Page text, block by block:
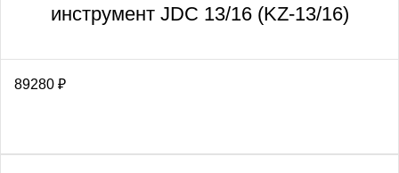
инструмент JDC 13/16 (KZ-13/16)
89280 ₽